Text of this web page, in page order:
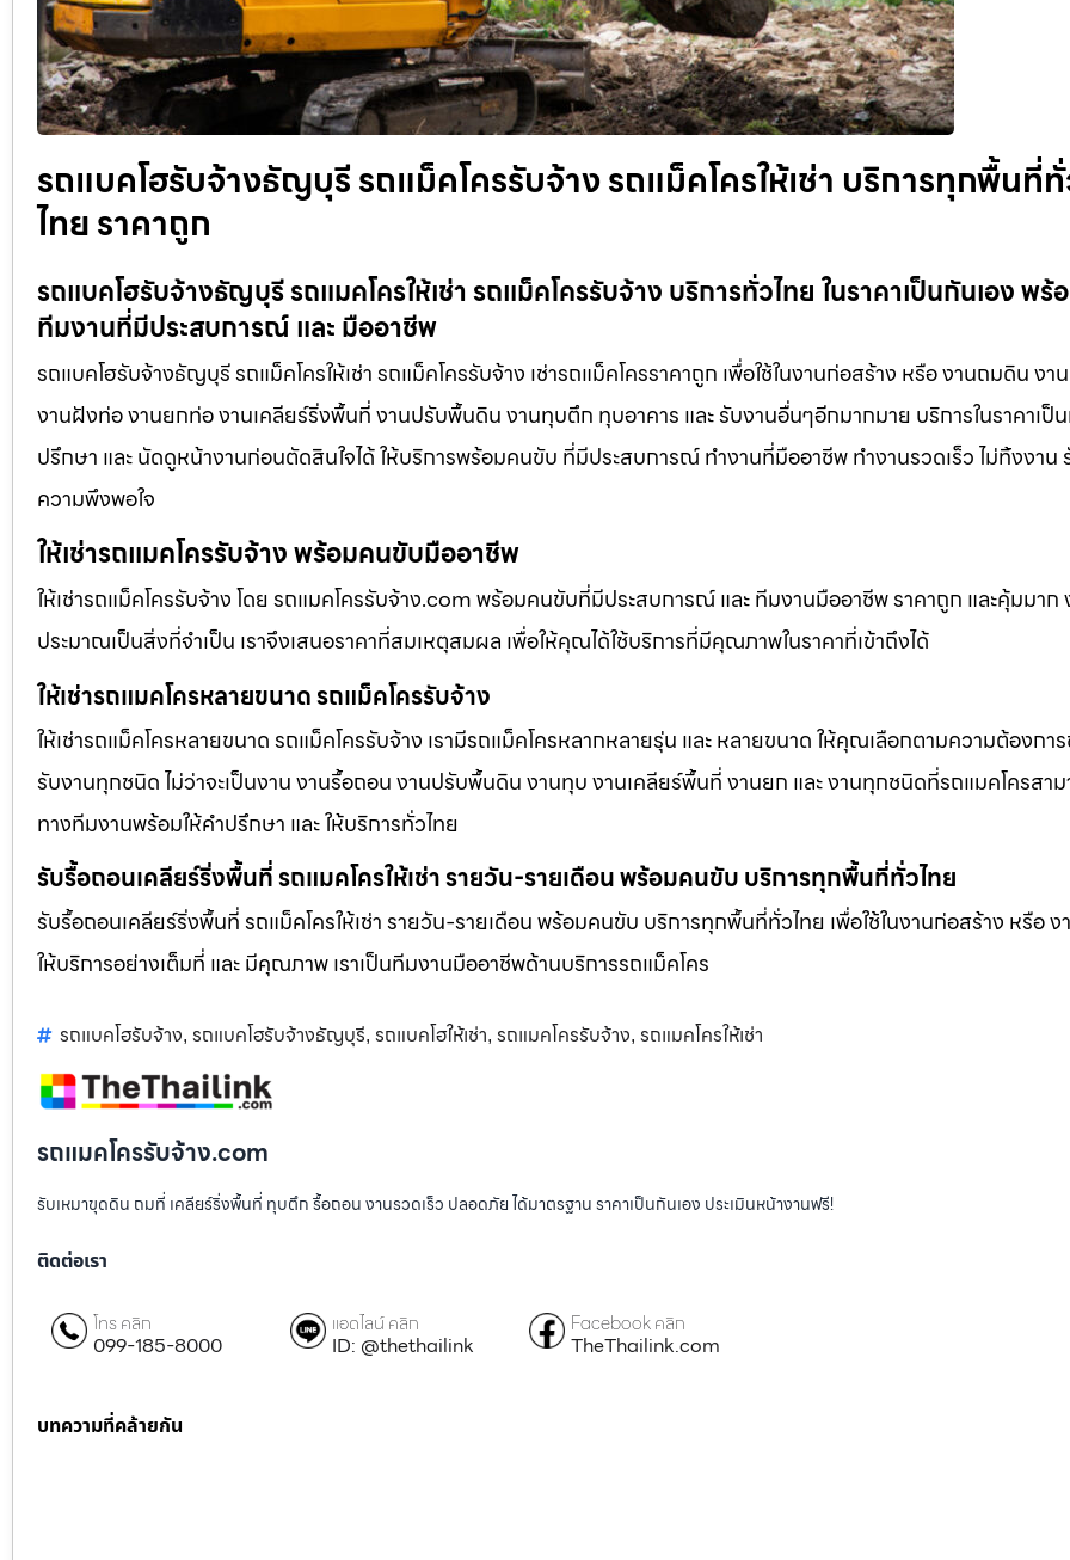
รถแบคโฮรับจ้างธัญบุรี รถแม็คโครรับจ้าง รถแม็คโครให้เช่า บริการทุกพื้นที่
ไทย ราคาถูก
รถแบคโฮรับจ้างธัญบุรี รถแมคโครให้เช่า รถแม็คโครรับจ้าง บริการทั่วไทย ในราคาเป็นกันเอง พ
ทีมงานที่มีประสบการณ์ และ มืออาชีพ
รถแบคโฮรับจ้างธัญบุรี รถแม็คโครให้เช่า รถแม็คโครรับจ้าง เช่ารถแม็คโครราคาถูก เพื่อใช้ในงานก่อสร้าง หรือ งานถมดิน งา
งานฝังท่อ งานยกท่อ งานเคลียร์ริ่งพื้นที่ งานปรับพื้นดิน งานทุบตึก ทุบอาคาร และ รับงานอื่นๆอีกมากมาย บริการในราคาเป็
ปรึกษา และ นัดดูหน้างานก่อนตัดสินใจได้ ให้บริการพร้อมคนขับ ที่มีประสบการณ์ ทำงานที่มืออาชีพ ทำงานรวดเร็ว ไม่ทิ้งงาน
ความพึงพอใจ
ให้เช่ารถแมคโครรับจ้าง พร้อมคนขับมืออาชีพ
ให้เช่ารถแม็คโครรับจ้าง โดย รถแมคโครรับจ้าง.com พร้อมคนขับที่มีประสบการณ์ และ ทีมงานมืออาชีพ ราคาถูก และคุ้มมาก
ประมาณเป็นสิ่งที่จำเป็น เราจึงเสนอราคาที่สมเหตุสมผล เพื่อให้คุณได้ใช้บริการที่มีคุณภาพในราคาที่เข้าถึงได้
ให้เช่ารถแมคโครหลายขนาด รถแม็คโครรับจ้าง
ให้เช่ารถแม็คโครหลายขนาด รถแม็คโครรับจ้าง เรามีรถแม็คโครหลากหลายรุ่น และ หลายขนาด ให้คุณเลือกตามความต้องกา
รับงานทุกชนิด ไม่ว่าจะเป็นงาน งานรื้อถอน งานปรับพื้นดิน งานทุบ งานเคลียร์พื้นที่ งานยก และ งานทุกชนิดที่รถแมคโครสาม
ทางทีมงานพร้อมให้คำปรึกษา และ ให้บริการทั่วไทย
รับรื้อถอนเคลียร์ริ่งพื้นที่ รถแมคโครให้เช่า รายวัน-รายเดือน พร้อมคนขับ บริการทุกพื้นที่ทั่วไทย
รับรื้อถอนเคลียร์ริ่งพื้นที่ รถแม็คโครให้เช่า รายวัน-รายเดือน พร้อมคนขับ บริการทุกพื้นที่ทั่วไทย เพื่อใช้ในงานก่อสร้าง หรือ
ให้บริการอย่างเต็มที่ และ มีคุณภาพ เราเป็นทีมงานมืออาชีพด้านบริการรถแม็คโคร
รถแบคโฮรับจ้าง, รถแบคโฮรับจ้างธัญบุรี, รถแบคโฮให้เช่า, รถแมคโครรับจ้าง, รถแมคโครให้เช่า
รถแมคโครรับจ้าง.com
รับเหมาขุดดิน ถมที่ เคลียร์ริ่งพื้นที่ ทุบตึก รื้อถอน งานรวดเร็ว ปลอดภัย ได้มาตรฐาน ราคาเป็นกันเอง ประเมินหน้างานฟรี!
ติดต่อเรา
โทร คลิก
099-185-8000
แอดไลน์ คลิก
ID: @thethailink
Facebook คลิก
TheThailink.com
บทความที่คล้ายกัน